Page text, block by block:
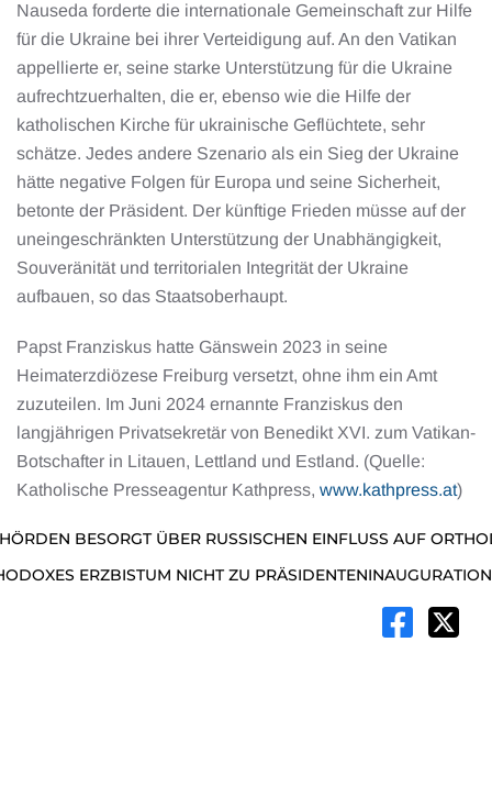
Nauseda forderte die internationale Gemeinschaft zur Hilfe
für die Ukraine bei ihrer Verteidigung auf. An den Vatikan
appellierte er, seine starke Unterstützung für die Ukraine
aufrechtzuerhalten, die er, ebenso wie die Hilfe der
katholischen Kirche für ukrainische Geflüchtete, sehr
schätze. Jedes andere Szenario als ein Sieg der Ukraine
hätte negative Folgen für Europa und seine Sicherheit,
betonte der Präsident. Der künftige Frieden müsse auf der
uneingeschränkten Unterstützung der Unabhängigkeit,
Souveränität und territorialen Integrität der Ukraine
aufbauen, so das Staatsoberhaupt.
Papst Franziskus hatte Gänswein 2023 in seine
Heimaterzdiözese Freiburg versetzt, ohne ihm ein Amt
zuzuteilen. Im Juni 2024 ernannte Franziskus den
langjährigen Privatsekretär von Benedikt XVI. zum Vatikan-
Botschafter in Litauen, Lettland und Estland. (Quelle:
Katholische Presseagentur Kathpress, www.kathpress.at)
BESORGT ÜBER RUSSISCHEN EINFLUSS AUF
ERZBISTUM NICHT ZU